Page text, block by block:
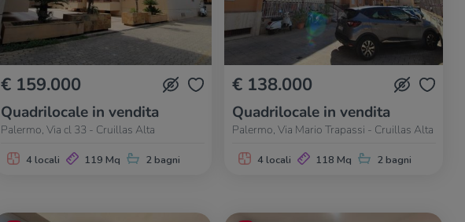
€ 159.000
Quadrilocale in vendita
Palermo, Via cl 33 - Cruillas Alta
4 locali 119 Mq 2 bagni
€ 138.000
Quadrilocale in vendita
Palermo, Via Mario Trapassi - Cruillas Alta
4 locali 118 Mq 2 bagni